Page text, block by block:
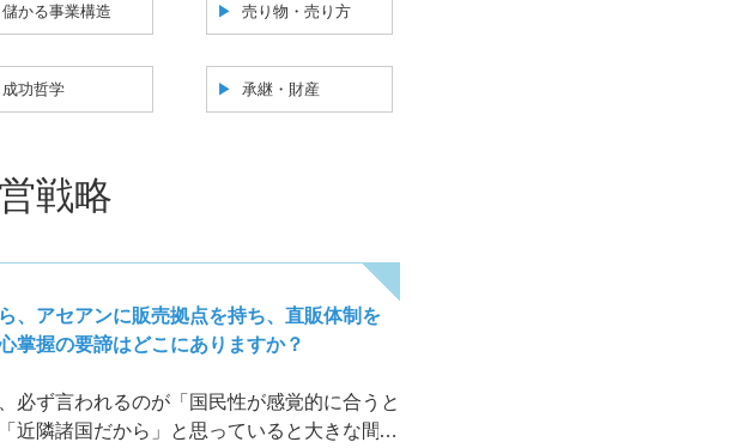
儲かる事業構造 売り物・売り方
成功哲学 承継・財産
戦略
、アセアンに販売拠点を持ち、直販体制を
掌握の要諦はどこにありますか？
必ず言われるのが「国民性が感覚的に合うと
近隣諸国だから」と思っていると大きな間違